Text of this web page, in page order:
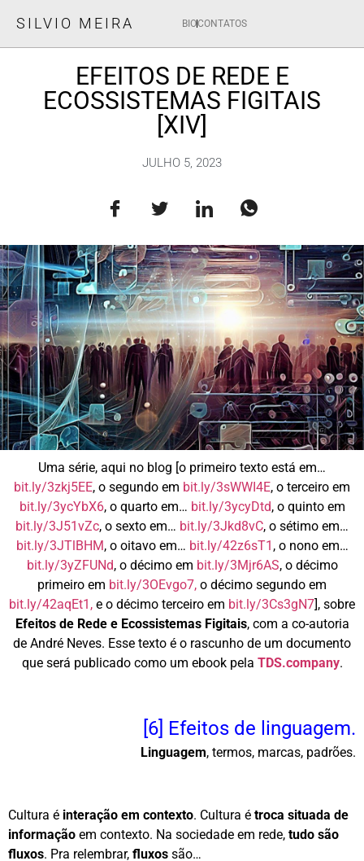
SILVIO MEIRA BIOCONTATOS
EFEITOS DE REDE E
ECOSSISTEMAS FIGITAIS
[XIV]
JULHO 5, 2023
Uma série, aqui no blog [o primeiro texto está em…
bit.ly/3zkj5EE, o segundo em bit.ly/3sWWI4E, o terceiro em
bit.ly/3ycYbX6, o quarto em… bit.ly/3ycyDtd, o quinto em
bit.ly/3J51vZc, o sexto em… bit.ly/3Jkd8vC, o sétimo em…
bit.ly/3JTlBHM, o oitavo em… bit.ly/42z6sT1 , o nono em…
bit.ly/3yZFUNd, o décimo em bit.ly/3Mjr6AS, o décimo
primeiro em bit.ly/3OEvgo7, o décimo segundo em
bit.ly/42aqEt1, e o décimo terceiro em bit.ly/3Cs3gN7], sobre
Efeitos de Rede e Ecossistemas Figitais, com a co-autoria
de André Neves. Esse texto é o rascunho de um documento
que será publicado como um ebook pela TDS.company.
[6] Efeitos de linguagem.
Linguagem, termos, marcas, padrões.
Cultura é interação em contexto. Cultura é troca situada de
informação em contexto. Na sociedade em rede, tudo são
fluxos. Pra relembrar, fluxos são…